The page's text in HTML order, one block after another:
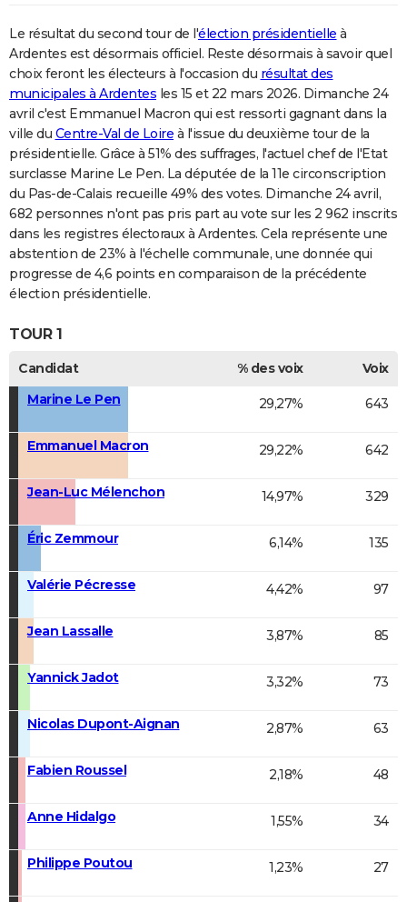
Le résultat du second tour de l'élection présidentielle à
Ardentes est désormais officiel. Reste désormais à savoir quel
choix feront les électeurs à l'occasion du résultat des
municipales à Ardentes les 15 et 22 mars 2026. Dimanche 24
avril c'est Emmanuel Macron qui est ressorti gagnant dans la
ville du Centre-Val de Loire à l'issue du deuxième tour de la
présidentielle. Grâce à 51% des suffrages, l'actuel chef de l'Etat
surclasse Marine Le Pen. La députée de la 11e circonscription
du Pas-de-Calais recueille 49% des votes. Dimanche 24 avril,
682 personnes n'ont pas pris part au vote sur les 2 962 inscrits
dans les registres électoraux à Ardentes. Cela représente une
abstention de 23% à l'échelle communale, une donnée qui
progresse de 4,6 points en comparaison de la précédente
élection présidentielle.
TOUR 1
Candidat % des voix
Voix
Marine Le Pen
29,27% 643
Emmanuel Macron 29,22% 642
Jean-Luc Mélenchon 14,97% 329
Éric Zemmour 6,14% 135
Valérie Pécresse 4,42% 97
Jean Lassalle 3,87% 85
Yannick Jadot 3,32% 73
Nicolas Dupont-Aignan 2,87% 63
Fabien Roussel 2,18% 48
Anne Hidalgo 1,55% 34
Philippe Poutou 1,23% 27